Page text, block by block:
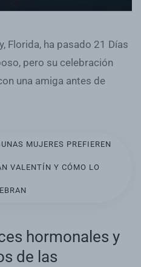
Florida, ha pasado 21 Días
pero su celebración
una amiga antes de
MUJERES PREFIEREN
VALENTÍN Y CÓMO LO
hormonales y
de las